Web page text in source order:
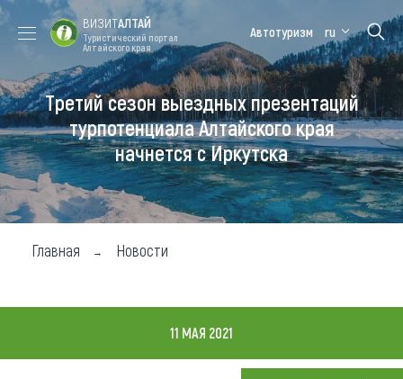
Форум VISIT
ALTAI
Цветение
маральника
Медицинский
форум
Алтайская
зимовка
Туры
Где побывать
Чем заняться
Карта
ВИЗИТАЛТАЙ
Туристический портал
Алтайского края
Автотуризм ru
Третий сезон выездных презентаций
турпотенциала Алтайского края
начнется с Иркутска
Главная Новости
11 МАЯ 2021